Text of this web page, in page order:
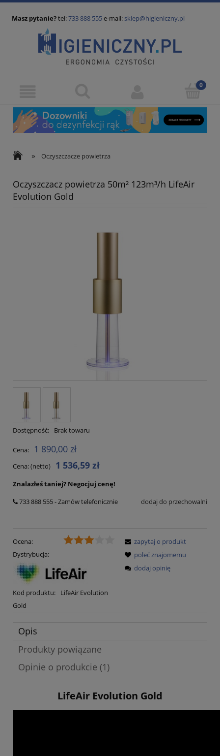
Masz pytanie?tel:733 888 555e-mail:sklep@higieniczny.pl
» Oczyszczacze powietrza
Oczyszczacz powietrza 50m² 123m³/h LifeAir
Evolution Gold
Dostępność: Brak towaru
Cena: 1 890,00 zł
Cena: (netto) 1 536,59 zł
Znalazłeś taniej? Negocjuj cenę!
733 888 555 - Zamów telefonicznie
dodaj do przechowalni
Ocena:
Dystrybucja:
Kod produktu:
LifeAir Evolution
Gold
zapytaj o produkt
poleć znajomemu
dodaj opinię
Opis
Produkty powiązane
Opinie o produkcie (1)
LifeAir Evolution Gold